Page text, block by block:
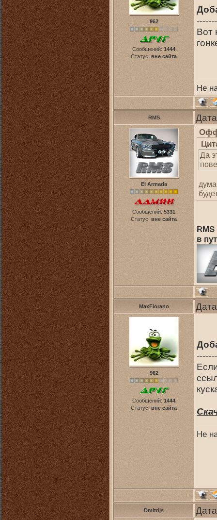
962
Сообщений: 1444
Статус: вне сайта
Вот
Не
RMS
El Armada
Сообщений: 5331
Статус: вне сайта
Да
в
MaxFiorano
962
Сообщений: 1444
Статус: вне сайта
Не
Dmitrijs